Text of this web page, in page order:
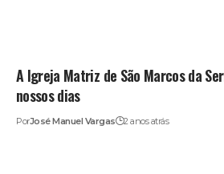
A Igreja Matriz de São Marcos da
nossos dias
PorJosé Manuel Vargas 2 anos atrás